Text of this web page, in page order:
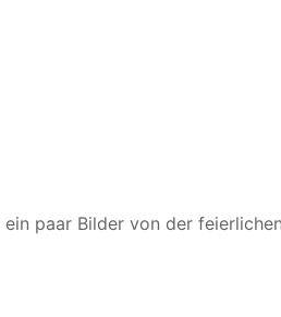
paar Bilder von der